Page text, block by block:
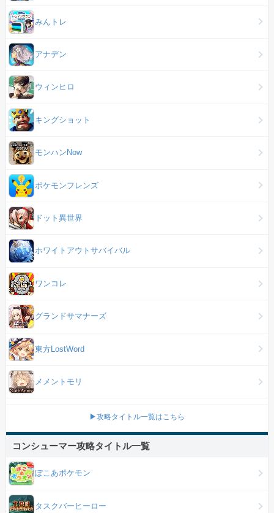
みんトレ
アナデン
ウィンヒロ
キングショット
モンハンNow
ポケモンフレンズ
ドット異世界
ホワイトアウトサバイバル
ワンコレ
グランドサマナーズ
東方LostWord
メメントモリ
▶攻略タイトル一覧はこちら
コンシューマー攻略タイトル一覧
ぽこあポケモン
タスクバーヒーロー